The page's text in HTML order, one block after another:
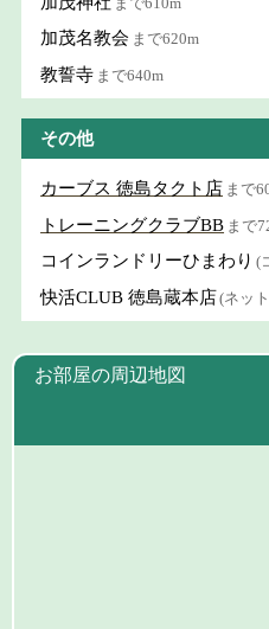
加茂名教会 まで620m
教誓寺 まで640m
その他
カーブス 徳島タクト店 まで
トレーニングクラブBB まで
コインランドリーひまわり (
快活CLUB 徳島蔵本店(ネッ
お部屋の周辺地図